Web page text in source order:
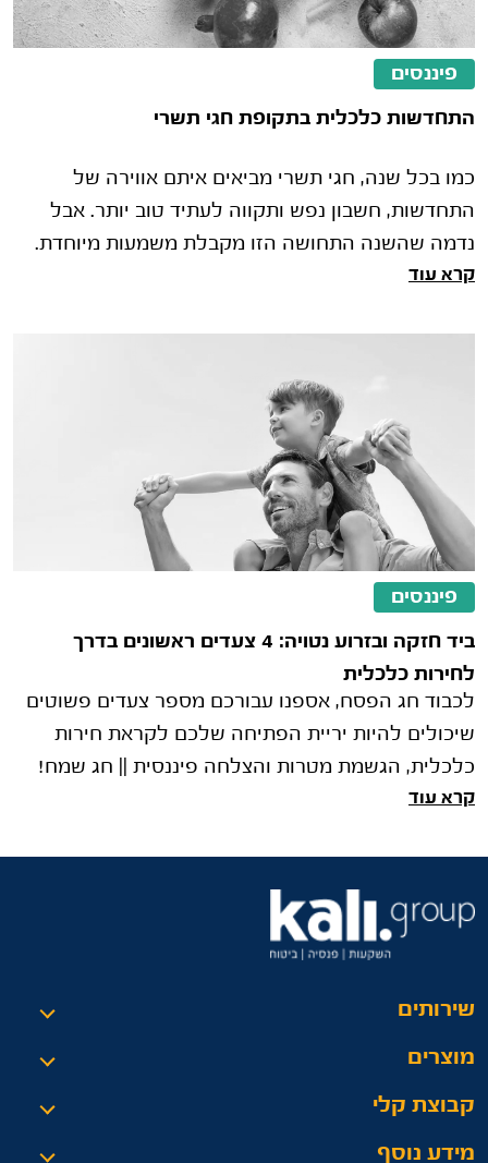
פיננסים
התחדשות כלכלית בתקופת חגי תשרי
כמו בכל שנה, חגי תשרי מביאים איתם אווירה של
התחדשות, חשבון נפש ותקווה לעתיד טוב יותר. אבל
נדמה שהשנה התחושה הזו מקבלת משמעות מיוחדת.
השנתיים האחרונות היו מהסוערות והמ
קרא עוד
פיננסים
ביד חזקה ובזרוע נטויה: 4 צעדים ראשונים בדרך
לחירות כלכלית
לכבוד חג הפסח, אספנו עבורכם מספר צעדים פשוטים
שיכולים להיות יריית הפתיחה שלכם לקראת חירות
כלכלית, הגשמת מטרות והצלחה פיננסית || חג שמח!
קרא עוד
שירותים
מוצרים
קבוצת קלי
מידע נוסף